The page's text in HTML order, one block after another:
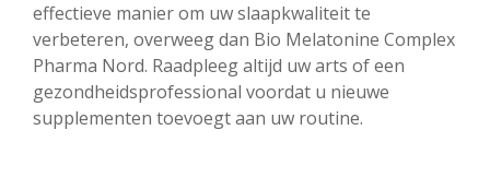
effectieve manier om uw slaapkwaliteit te
verbeteren, overweeg dan Bio Melatonine Complex
Pharma Nord. Raadpleeg altijd uw arts of een
gezondheidsprofessional voordat u nieuwe
supplementen toevoegt aan uw routine.